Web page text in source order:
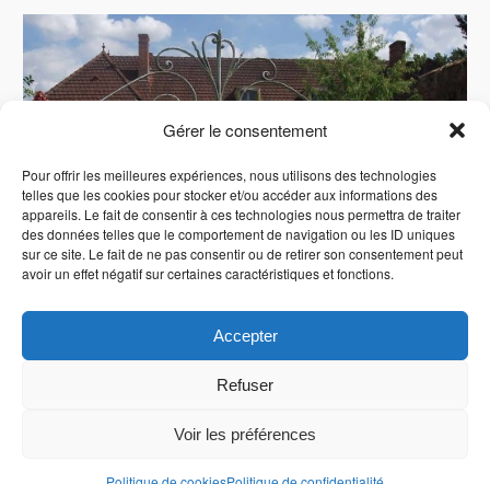
Gérer le consentement
Pour offrir les meilleures expériences, nous utilisons des technologies
telles que les cookies pour stocker et/ou accéder aux informations des
appareils. Le fait de consentir à ces technologies nous permettra de traiter
des données telles que le comportement de navigation ou les ID uniques
sur ce site. Le fait de ne pas consentir ou de retirer son consentement peut
avoir un effet négatif sur certaines caractéristiques et fonctions.
Accepter
Refuser
Voir les préférences
Politique de confidentialité Politique de cookies